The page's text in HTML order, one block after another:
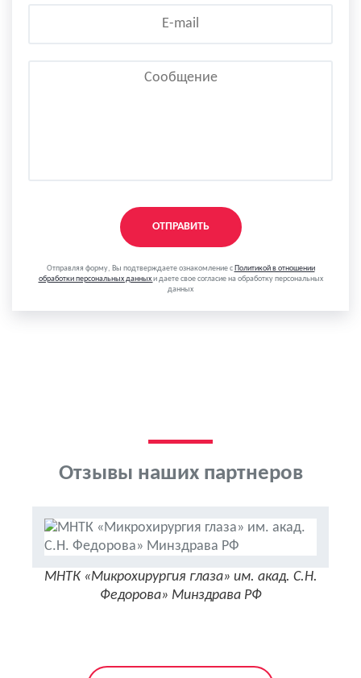
ОТПРАВИТЬ
Отправляя форму, Вы подтверждаете ознакомление с Политикой в отношении
обработки персональных данныхи даете свое согласие на обработку персональных
данных
Отзывы наших партнеров
МНТК «Микрохирургия глаза» им. акад. С.Н.
Федорова» Минздрава РФ